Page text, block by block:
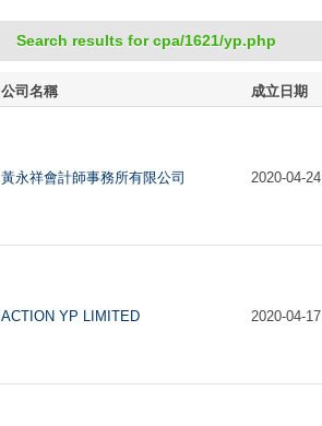
Search results for cpa/1621/yp.php
公司名稱 成立日期
黃永祥會計師事務所有限公司 2020-04-24
ACTION YP LIMITED 2020-04-17